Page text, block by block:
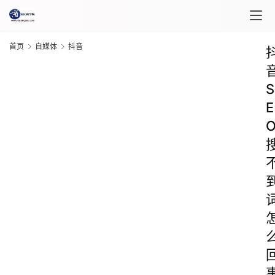
首页 自媒体 抖音
S
E